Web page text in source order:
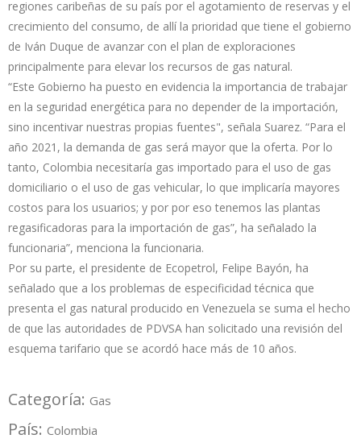
regiones caribeñas de su país por el agotamiento de reservas y el
crecimiento del consumo, de allí la prioridad que tiene el gobierno
de Iván Duque de avanzar con el plan de exploraciones
principalmente para elevar los recursos de gas natural.
“Este Gobierno ha puesto en evidencia la importancia de trabajar
en la seguridad energética para no depender de la importación,
sino incentivar nuestras propias fuentes", señala Suarez. “Para el
año 2021, la demanda de gas será mayor que la oferta. Por lo
tanto, Colombia necesitaría gas importado para el uso de gas
domiciliario o el uso de gas vehicular, lo que implicaría mayores
costos para los usuarios; y por por eso tenemos las plantas
regasificadoras para la importación de gas”, ha señalado la
funcionaria”, menciona la funcionaria.
Por su parte, el presidente de Ecopetrol, Felipe Bayón, ha
señalado que a los problemas de especificidad técnica que
presenta el gas natural producido en Venezuela se suma el hecho
de que las autoridades de PDVSA han solicitado una revisión del
esquema tarifario que se acordó hace más de 10 años.
Categoría: Gas
País: Colombia